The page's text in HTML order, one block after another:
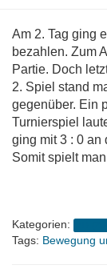
Am 2. Tag ging
bezahlen. Zum
Partie. Doch
2. Spiel stand
gegenüber. Ein
Turnierspiel
ging mit 3 : 0 an
Somit spielt
Kategorien:
Tags: Bewegung